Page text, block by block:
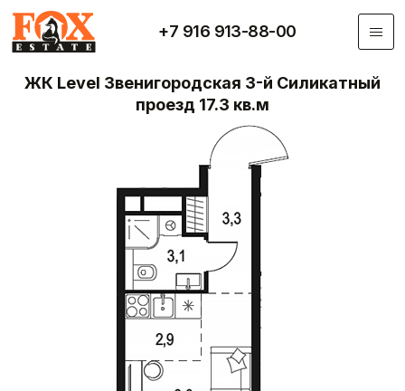
Перейти к основному содержанию
+7 916 913-88-00
ЖК Level Звенигородская 3-й Силикатный
проезд 17.3 кв.м